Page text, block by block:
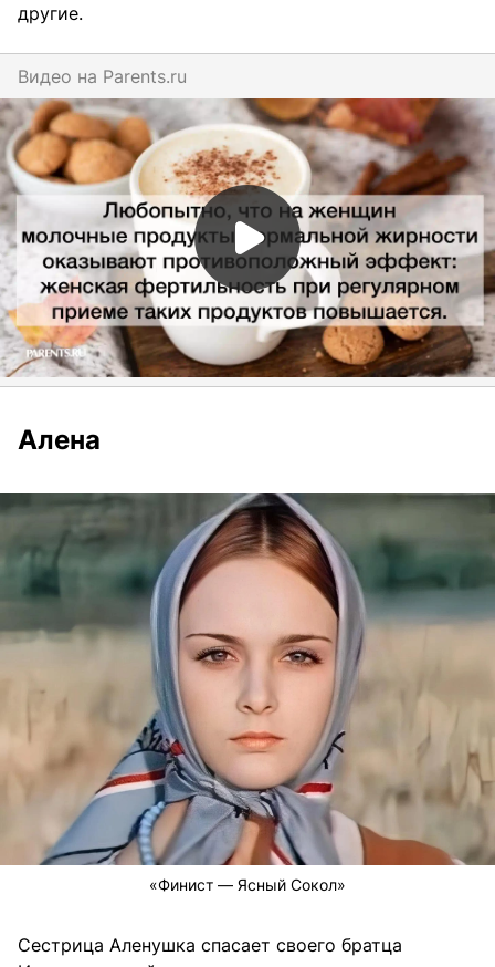
другие.
Видео на parents.ru
Алена
«Финист — Ясный Сокол»
Сестрица Аленушка спасает своего братца